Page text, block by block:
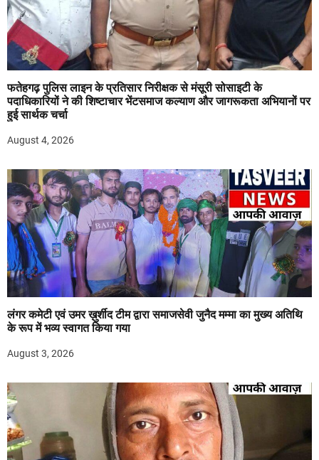
फतेहगढ़ पुलिस लाइन के प्रतिसार निरीक्षक से मंसूरी सोसाइटी के
पदाधिकारियों ने की शिष्टाचार भेंटसमाज कल्याण और जागरूकता अभियानों पर
हुई सार्थक चर्चा
August 4, 2026
लंगर कमेटी एवं उमर ख़ुर्शीद टीम द्वारा समाजसेवी जुनैद मम्मा का मुख्य अतिथि
के रूप में भव्य स्वागत किया गया
August 3, 2026